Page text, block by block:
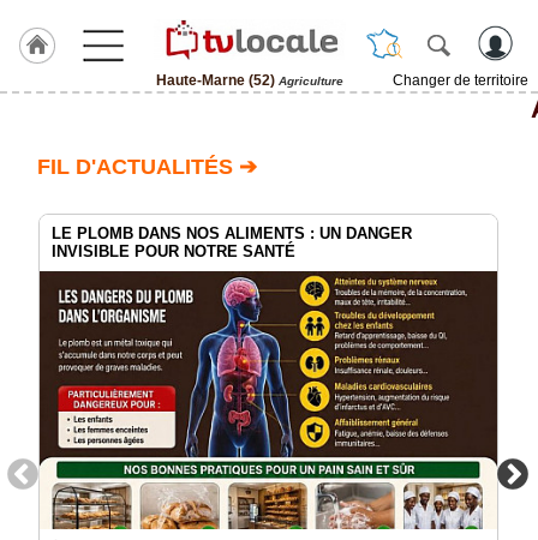
Haute-Marne (52) Agriculture
Changer de territoire
Haute-
TvLocale
Accueil
RUBRIQUES
Agenda
Gazette
FIL D'ACTUALITÉS ➔
LE PLOMB DANS NOS ALIMENTS : UN DANGER
INVISIBLE POUR NOTRE SANTÉ